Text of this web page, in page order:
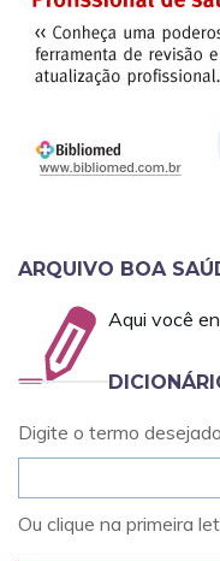
ARQUIVO BOA
Aqui você
Digite o termo desejado
Ou clique na primeira